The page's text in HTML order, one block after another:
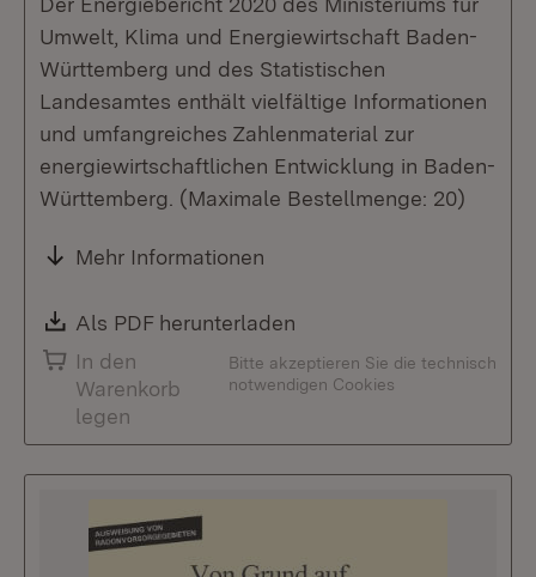
Umwelt, Klima und Energiewirtschaft Baden-
Württemberg und des Statistischen
Landesamtes enthält vielfältige Informationen
und umfangreiches Zahlenmaterial zur
energiewirtschaftlichen Entwicklung in Baden-
Württemberg. (Maximale Bestellmenge: 20)
Mehr Informationen
Download:
Als PDF herunterladen
In den
Warenkorb
legen
Bitte akzeptieren Sie die technisch
notwendigen Cookies